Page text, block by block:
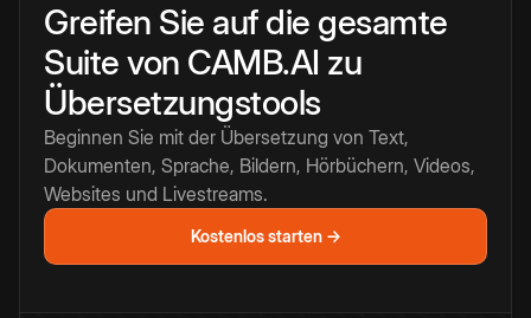
Greifen Sie auf die gesamte
Suite von CAMB.AI zu
Übersetzungstools
Beginnen Sie mit der Übersetzung von Text,
Dokumenten, Sprache, Bildern, Hörbüchern, Videos,
Websites und Livestreams.
Kostenlos starten →